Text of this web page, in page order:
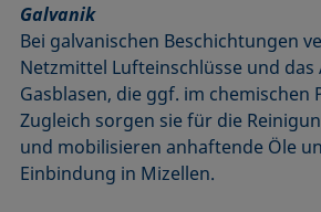
Galvanik
Bei galvanischen Beschichtungen
Netzmittel Lufteinschlüsse und das
Gasblasen, die ggf. im chemischen
Zugleich sorgen sie für die
und mobilisieren anhaftende Öle
Einbindung in Mizellen.